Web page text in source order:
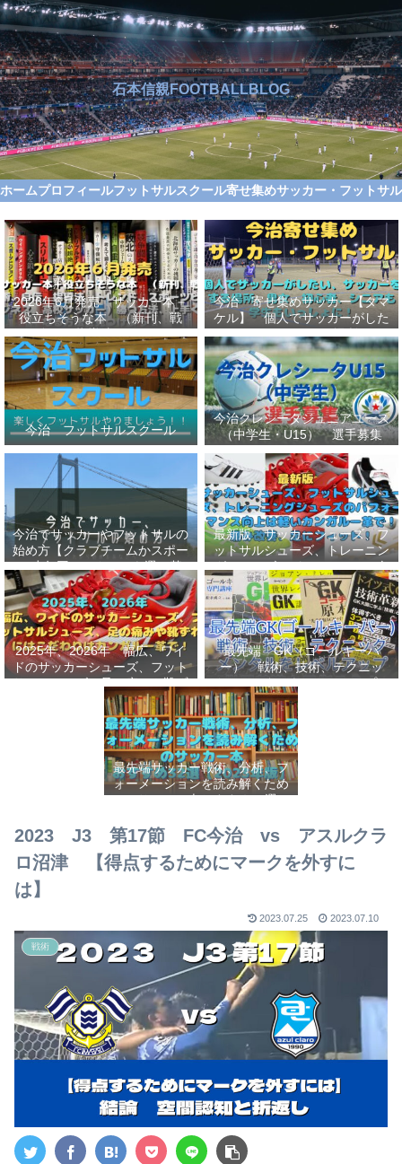
石本信親FOOTBALLBLOG
ホームプロフィールフットサルスクール寄せ集めサッカー・フット
2026年6月発売 サッカー本＋
役立ちそうな本 （新刊、戦
術、自伝、指導法、トレンド、
スポーツビジネス、高校サッカ
ー）勝つ方法、上手くなる方法
を見つけよう！
今治 寄せ集めサッカー【タマ
ケル】 個人でサッカーがした
い、サッカーをする場所、男
女、初心者、シニアも学生もい
っしょに！【タマケル】
今治 フットサルスクール
今治クレシータジュニアユース
（中学生・U15） 選手募集
今治でサッカーやフットサルの
始め方【クラブチームかスポー
ツ少年団かスクールを選ぶ基
準】小学生、幼児（年長・年
中）、サッカー
最新版 サッカーシューズ、フ
ットサルシューズ、トレーニン
グシューズのパフォーマンス向
上は軽いカンガルー革で！痛み
改善、足にフィット！
2025年、2026年 幅広、ワイ
ドのサッカーシューズ、フット
サルシューズ、足の痛みや靴ず
れにはこだわりはカンガルー革
で！
最先端 GK（ゴールキーパ
ー） 戦術、技術、テクニッ
ク、メンタルをレベルアップし
世界基準へ 練習メニューなど
選手、指導者おすすめ本 11
選
最先端サッカー戦術、分析、フ
ォーメーションを読み解くため
のサッカー本おすすめ32選
2023 J3 第17節 FC今治 vs アスルクラ
ロ沼津 【得点するためにマークを外すに
は】
2023.07.25 2023.07.10
戦術